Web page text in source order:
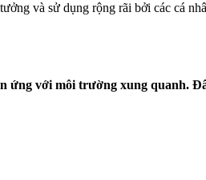
và sử dụng rộng rãi bởi các cá
ứng với môi trường xung quanh.